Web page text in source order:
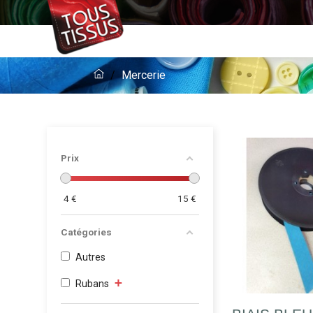
Mercerie
Prix
4 € 15 €
Catégories
Autres
Rubans +